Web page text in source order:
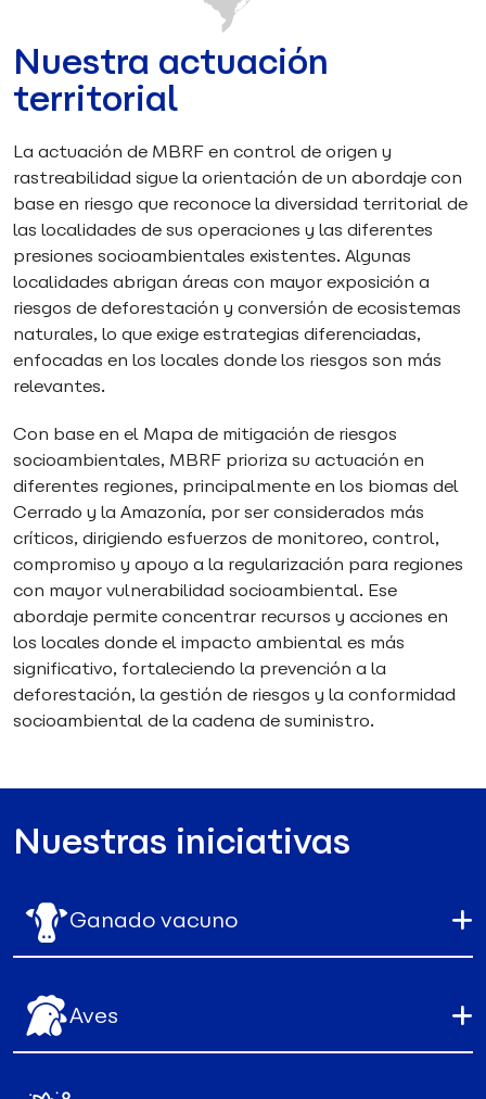
Nuestra actuación
territorial
La actuación de MBRF en control de origen y
rastreabilidad sigue la orientación de un abordaje con
base en riesgo que reconoce la diversidad territorial de
las localidades de sus operaciones y las diferentes
presiones socioambientales existentes. Algunas
localidades abrigan áreas con mayor exposición a
riesgos de deforestación y conversión de ecosistemas
naturales, lo que exige estrategias diferenciadas,
enfocadas en los locales donde los riesgos son más
relevantes.
Con base en el Mapa de mitigación de riesgos
socioambientales, MBRF prioriza su actuación en
diferentes regiones, principalmente en los biomas del
Cerrado y la Amazonía, por ser considerados más
críticos, dirigiendo esfuerzos de monitoreo, control,
compromiso y apoyo a la regularización para regiones
con mayor vulnerabilidad socioambiental. Ese
abordaje permite concentrar recursos y acciones en
los locales donde el impacto ambiental es más
significativo, fortaleciendo la prevención a la
deforestación, la gestión de riesgos y la conformidad
socioambiental de la cadena de suministro.
Nuestras iniciativas
Ganado vacuno
Aves